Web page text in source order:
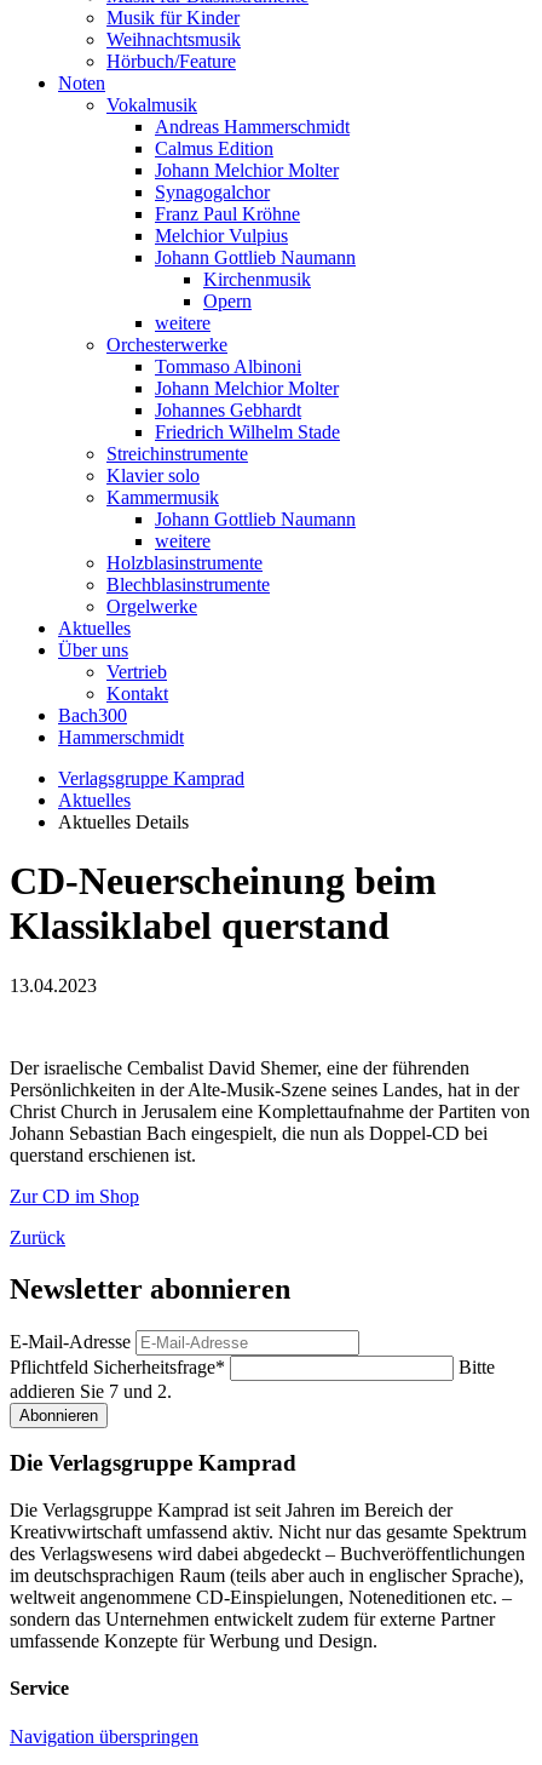
Musik für Kinder
Weihnachtsmusik
Hörbuch/Feature
Noten
Vokalmusik
Andreas Hammerschmidt
Calmus Edition
Johann Melchior Molter
Synagogalchor
Franz Paul Kröhne
Melchior Vulpius
Johann Gottlieb Naumann
Kirchenmusik
Opern
weitere
Orchesterwerke
Tommaso Albinoni
Johann Melchior Molter
Johannes Gebhardt
Friedrich Wilhelm Stade
Streichinstrumente
Klavier solo
Kammermusik
Johann Gottlieb Naumann
weitere
Holzblasinstrumente
Blechblasinstrumente
Orgelwerke
Aktuelles
Über uns
Vertrieb
Kontakt
Bach300
Hammerschmidt
Verlagsgruppe Kamprad
Aktuelles
Aktuelles Details
CD-Neuerscheinung beim
Klassiklabel querstand
13.04.2023
Der israelische Cembalist David Shemer, eine der führenden
Persönlichkeiten in der Alte-Musik-Szene seines Landes, hat in der
Christ Church in Jerusalem eine Komplettaufnahme der Partiten von
Johann Sebastian Bach eingespielt, die nun als Doppel-CD bei
querstand erschienen ist.
Zur CD im Shop
Zurück
Newsletter abonnieren
E-Mail-Adresse
Pflichtfeld Sicherheitsfrage*
Bitte
addieren Sie 7 und 2.
Abonnieren
Die Verlagsgruppe Kamprad
Die Verlagsgruppe Kamprad ist seit Jahren im Bereich der
Kreativwirtschaft umfassend aktiv. Nicht nur das gesamte Spektrum
des Verlagswesens wird dabei abgedeckt – Buchveröffentlichungen
im deutschsprachigen Raum (teils aber auch in englischer Sprache),
weltweit angenommene CD-Einspielungen, Noteneditionen etc. –
sondern das Unternehmen entwickelt zudem für externe Partner
umfassende Konzepte für Werbung und Design.
Service
Navigation überspringen